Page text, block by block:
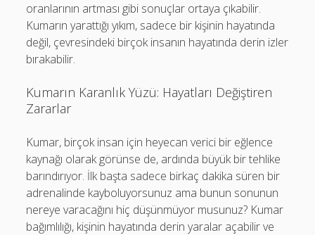
oranlarının artması gibi sonuçlar ortaya çıkabilir.
Kumarın yarattığı yıkım, sadece bir kişinin hayatında
değil, çevresindeki birçok insanın hayatında derin izler
bırakabilir.
Kumarın Karanlık Yüzü: Hayatları Değiştiren
Zararlar
Kumar, birçok insan için heyecan verici bir eğlence
kaynağı olarak görünse de, ardında büyük bir tehlike
barındırıyor. İlk başta sadece birkaç dakika süren bir
adrenalinde kayboluyorsunuz ama bunun sonunun
nereye varacağını hiç düşünmüyor musunuz? Kumar
bağımlılığı, kişinin hayatında derin yaralar açabilir ve